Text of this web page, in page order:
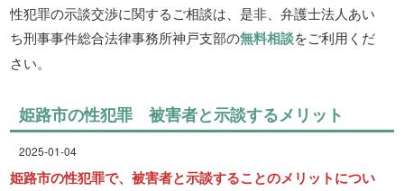
性犯罪の示談交渉に関するご相談は、是非、弁護士法人あい
ち刑事事件総合法律事務所神戸支部の無料相談をご利用くだ
さい。
姫路市の性犯罪 被害者と示談するメリット
2025-01-04
姫路市の性犯罪で、被害者と示談することのメリットについ